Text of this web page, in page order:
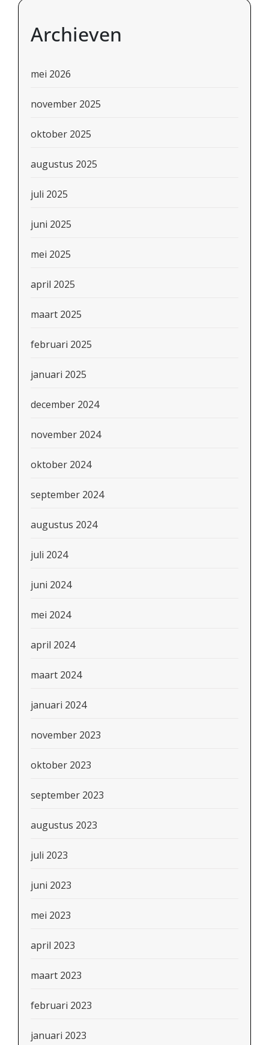
Archieven
mei 2026
november 2025
oktober 2025
augustus 2025
juli 2025
juni 2025
mei 2025
april 2025
maart 2025
februari 2025
januari 2025
december 2024
november 2024
oktober 2024
september 2024
augustus 2024
juli 2024
juni 2024
mei 2024
april 2024
maart 2024
januari 2024
november 2023
oktober 2023
september 2023
augustus 2023
juli 2023
juni 2023
mei 2023
april 2023
maart 2023
februari 2023
januari 2023